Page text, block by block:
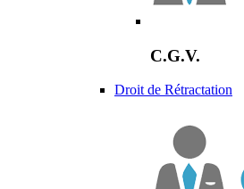
C.G.V.
Droit de Rétractation